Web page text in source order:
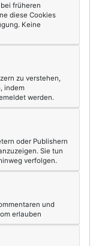
das Älter
– im Gegenteil:
älter und
(90? 100? Mal
dabeihaben.
machen –
mit. Ich
Grund gibt,
und sich ewige
wir uns freuen,
es ja
ist es nicht!)
früheren
diese Cookies
Keine
zu verstehen,
indem
werden.
oder Publishern
Sie tun
verfolgen.
und
erlauben